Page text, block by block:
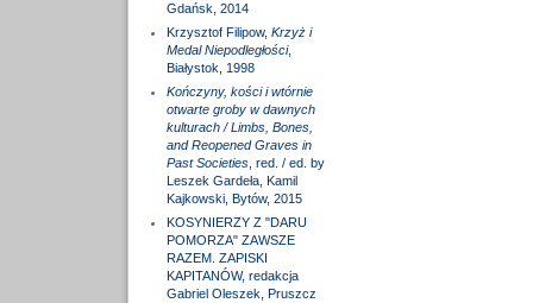
Gdańsk, 2014
Krzysztof Filipow, Krzyż i
Medal Niepodległości,
Białystok, 1998
Kończyny, kości i wtórnie
otwarte groby w dawnych
kulturach / Limbs, Bones,
and Reopened Graves in
Past Societies, red. / ed. by
Leszek Gardeła, Kamil
Kajkowski, Bytów, 2015
KOSYNIERZY Z "DARU
POMORZA" ZAWSZE
RAZEM. ZAPISKI
KAPITANÓW, redakcja
Gabriel Oleszek, Pruszcz